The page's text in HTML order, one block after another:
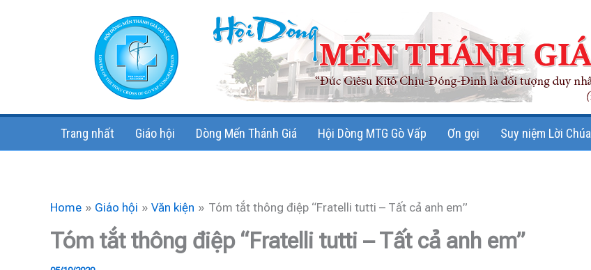
Trang nhất Giáo hội Dòng Mến Thánh Giá Hội Dòng MTG Gò Vấp Ơn gọi Suy niệm Lời Chúa
Home Giáo hội Văn kiện Tóm tắt thông điệp “Fratelli tutti – Tất cả anh em”
Tóm tắt thông điệp “Fratelli tutti – Tất cả anh em”